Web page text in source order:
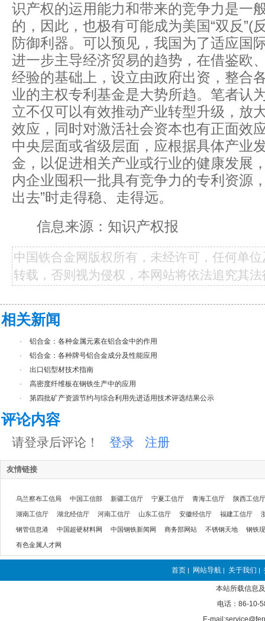
识产权的运用能力和带来的竞争力是一
的，因此，也极有可能成为美国“双反”(
防御利器。可以预见，我国为了适应国
进一步主导经济贸易的趋势，在借鉴欧
经验的基础上，设立由政府出资，整合
业的主权专利基金是大势所趋。笔者认
立不仅可以有效推动产业转型升级，放
效应，同时对激活社会资本也有正面效
中央层面或省级层面，应根据具体产业
金，以促进相关产业或行业的健康发展
内企业囤积一批具有竞争力的专利资源
出去”时走得稳、走得远。
信息来源：知识产权报
中国铁合金网版权所有，未经许可，任何单
转载，否则视为侵权，本网站将依法追究其
相关新闻
·
铝合金：各种金属元素在铝合金中的作用
·
铝合金：各种牌号铝合金成分及性能应用
·
出口铝型材技术指南
·
高密度纤维板在钢铁生产中的应用
·
第四批矿产资源节约与综合利用先进适用技术评选结果公示
评论内容
请登录后评论！ 登录 注册
友情链接
乌兰察布工信局 中国工信部 新疆工信厅 宁夏工信厅 青海工信厅 陕西工信厅
湖南工信厅 湖北经信厅 河南工信厅 山东工信厅 安徽经信厅 福建工信厅
钢管信息港 中国超硬材料网 中国钢铁新闻网 商务部网站 不锈钢天地 钢铁
有色金属人才网
首页 | 网站导航 | 关于我们 |
本站所载信息
电话：86-10-
E-